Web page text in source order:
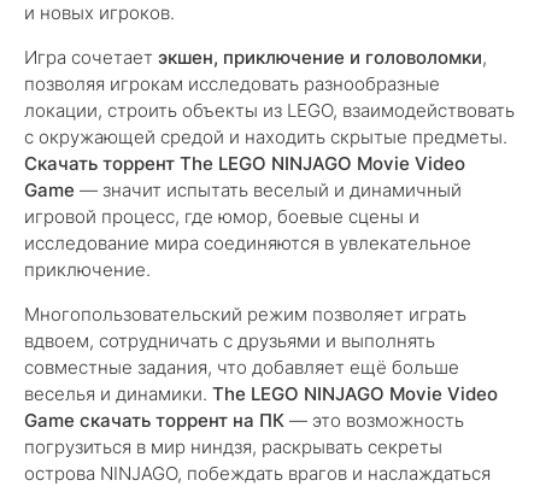
и новых игроков.
Игра сочетает экшен, приключение и головоломки,
позволяя игрокам исследовать разнообразные
локации, строить объекты из LEGO, взаимодействовать
с окружающей средой и находить скрытые предметы.
Скачать торрент The LEGO NINJAGO Movie Video
Game — значит испытать веселый и динамичный
игровой процесс, где юмор, боевые сцены и
исследование мира соединяются в увлекательное
приключение.
Многопользовательский режим позволяет играть
вдвоем, сотрудничать с друзьями и выполнять
совместные задания, что добавляет ещё больше
веселья и динамики. The LEGO NINJAGO Movie Video
Game скачать торрент на ПК — это возможность
погрузиться в мир ниндзя, раскрывать секреты
острова NINJAGO, побеждать врагов и наслаждаться